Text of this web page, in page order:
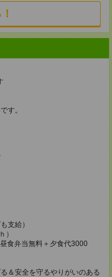
す。
支給）
）
食弁当無料＋夕食代3000
＆安全を守るやりがいのある